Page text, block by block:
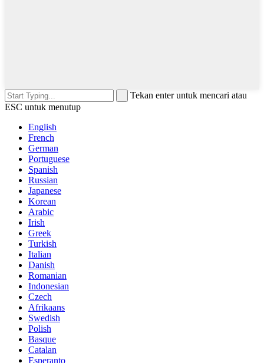
Tekan enter untuk mencari atau
ESC untuk menutup
English
French
German
Portuguese
Spanish
Russian
Japanese
Korean
Arabic
Irish
Greek
Turkish
Italian
Danish
Romanian
Indonesian
Czech
Afrikaans
Swedish
Polish
Basque
Catalan
Esperanto